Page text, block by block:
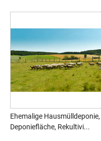
Ehemalige Hausmülldeponie,
Deponiefläche, Rekultivi...